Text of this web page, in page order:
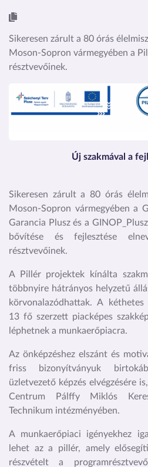
Sikeresen zárult a 80 órás
Moson-Sopron vármegyében a
résztvevőinek.
Kép
Új szakmával a
Sikeresen zárult a 80 órás
Moson-Sopron vármegyében a
Garancia Pluszés a
bővítése és fejlesztése
résztvevőinek.
A Pillér projektek kínálta
többnyire hátrányos helyzetű
körvonalazódhattak. A kéthetes
13 fő szerzett piacképes
léphetnek a munkaerőpiacra.
Az önképzéshez elszánt és
friss bizonyítványuk
üzletvezető képzés elvégzésére
Centrum Pálffy Miklós
Technikum intézményében.
A munkaerőpiaci igényekhez
lehet az a pillér, amely
részvételt a